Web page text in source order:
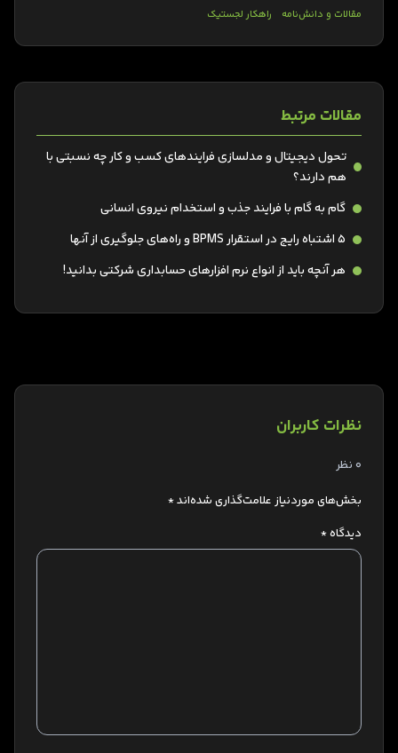
مقالات و دانش‌نامه راهکار لجستیک
مقالات مرتبط
تحول دیجیتال و مدلسازی فرایندهای کسب و کار چه نسبتی با
هم دارند؟
گام به گام با فرایند جذب و استخدام نیروی انسانی
۵ اشتباه رایج در استقرار BPMS و راه‌های جلوگیری از آنها
هر آنچه باید از انواع نرم افزارهای حسابداری شرکتی بدانید!
نظرات کاربران
0 نظر
بخش‌های موردنیاز علامت‌گذاری شده‌اند*
دیدگاه*